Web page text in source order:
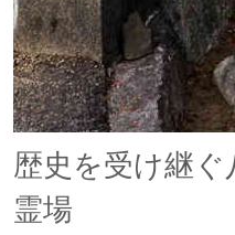
歴史を受け継
霊場